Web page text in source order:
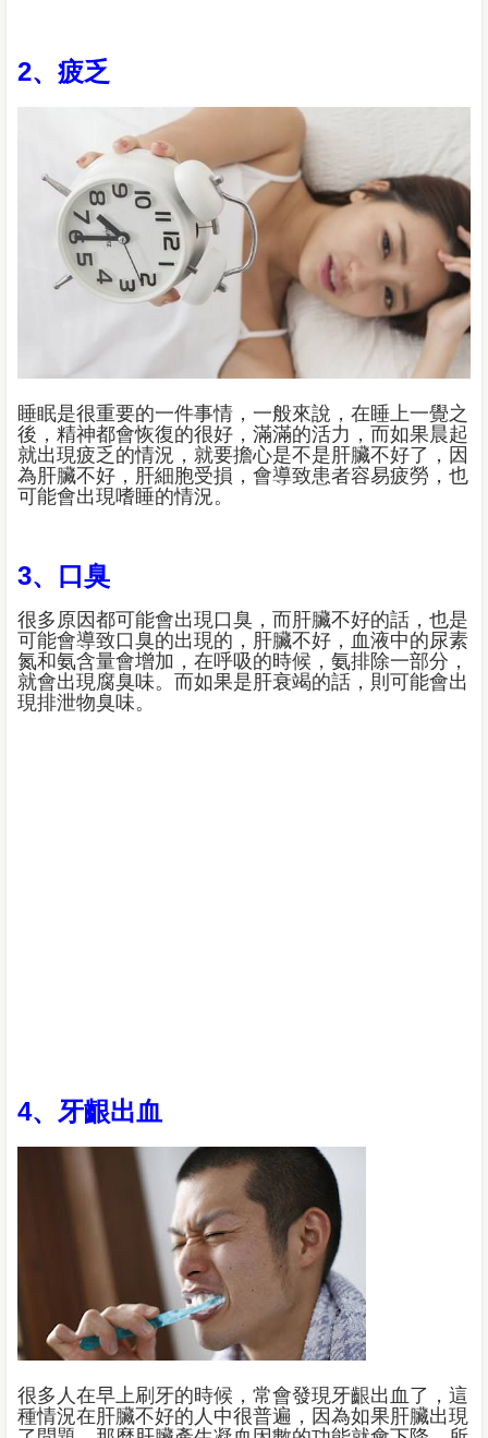
2、疲乏
睡眠是很重要的一件事情，一般來說，在睡上一覺之
後，精神都會恢復的很好，滿滿的活力，而如果晨起
就出現疲乏的情況，就要擔心是不是肝臟不好了，因
為肝臟不好，肝細胞受損，會導致患者容易疲勞，也
可能會出現嗜睡的情況。
3、口臭
很多原因都可能會出現口臭，而肝臟不好的話，也是
可能會導致口臭的出現的，肝臟不好，血液中的尿素
氮和氨含量會增加，在呼吸的時候，氨排除一部分，
就會出現腐臭味。而如果是肝衰竭的話，則可能會出
現排泄物臭味。
4、牙齦出血
很多人在早上刷牙的時候，常會發現牙齦出血了，這
種情況在肝臟不好的人中很普遍，因為如果肝臟出現